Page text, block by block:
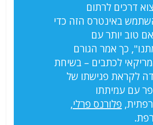
דרכים לרתום
באינטרס הזה כדי
טוב יותר עם
כך אמר הגורם
לכתבים – בשיחת
לקראת פגישתו של
עם עמיתתו
פלורנס פרלי,
.